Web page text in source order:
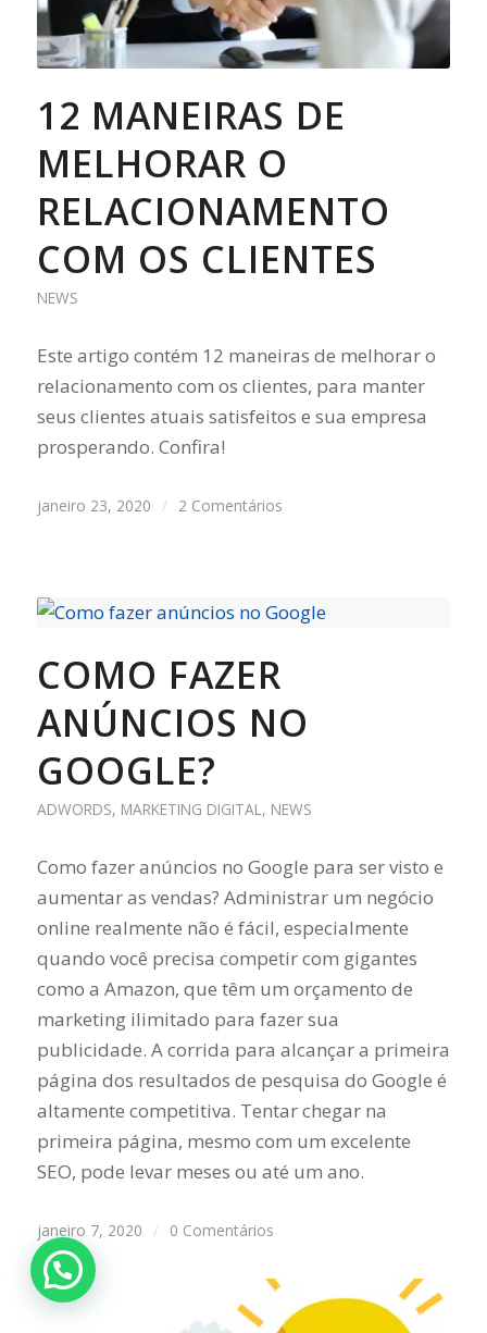
12 MANEIRAS DE
MELHORAR O
RELACIONAMENTO
COM OS CLIENTES
NEWS
Este artigo contém 12 maneiras de melhorar o
relacionamento com os clientes, para manter
seus clientes atuais satisfeitos e sua empresa
prosperando. Confira!
janeiro 23, 2020 / 2 Comentários
COMO FAZER
ANÚNCIOS NO
GOOGLE?
ADWORDS, MARKETING DIGITAL, NEWS
Como fazer anúncios no Google para ser visto e
aumentar as vendas? Administrar um negócio
online realmente não é fácil, especialmente
quando você precisa competir com gigantes
como a Amazon, que têm um orçamento de
marketing ilimitado para fazer sua
publicidade. A corrida para alcançar a primeira
página dos resultados de pesquisa do Google é
altamente competitiva. Tentar chegar na
primeira página, mesmo com um excelente
SEO, pode levar meses ou até um ano.
janeiro 7, 2020 / 0 Comentários